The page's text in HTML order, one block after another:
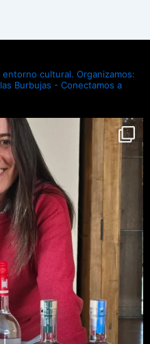
entorno cultural. Organizamos:
Burbujas - Conectamos a